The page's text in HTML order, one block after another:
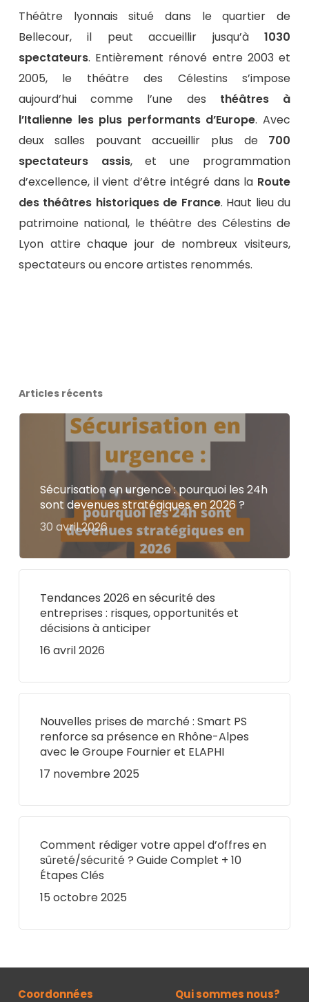
Théâtre lyonnais situé dans le quartier de
Bellecour, il peut accueillir jusqu’à1030
spectateurs. Entièrement rénové entre 2003 et
2005, le théâtre des Célestins s’impose
aujourd’hui comme l’une des théâtres à
l’Italienne les plus performants d’Europe. Avec
deux salles pouvant accueillir plus de 700
spectateurs assis, et une programmation
d’excellence, il vient d’être intégré dans la Route
des théâtres historiques de France. Haut lieu du
patrimoine national, le théâtre des Célestins de
Lyon attire chaque jour de nombreux visiteurs,
spectateurs ou encore artistes renommés.
Articles récents
Sécurisation en urgence : pourquoi les 24h
sont devenues stratégiques en 2026 ?
30 avril 2026
Tendances 2026 en sécurité des
entreprises : risques, opportunités et
décisions à anticiper
16 avril 2026
Nouvelles prises de marché : Smart PS
renforce sa présence en Rhône-Alpes
avec le Groupe Fournier et ELAPHI
17 novembre 2025
Comment rédiger votre appel d’offres en
sûreté/sécurité ? Guide Complet + 10
Étapes Clés
15 octobre 2025
Coordonnées Qui sommes nous?